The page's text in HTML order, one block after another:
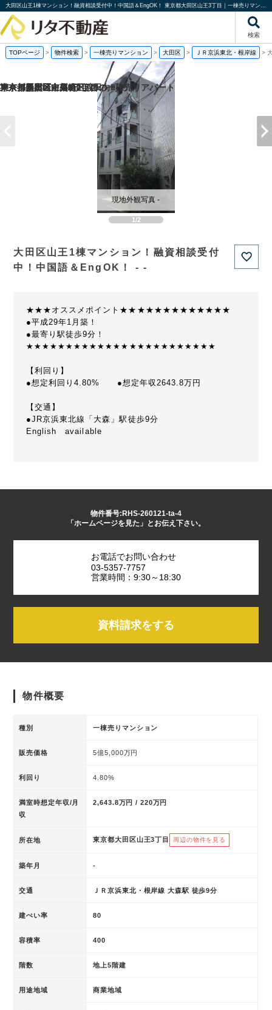
大田区山王1棟マンション！融資相談受付中！中国語＆EngOK！ 東京都大田区山王3丁目｜一棟売りマンション｜投資物件や収益物件｜株式会社リタ不動産
検索
TOPページ > 物件検索 > 一棟売りマンション > 大田区 > ＪＲ京浜東北・根岸線 >
1/2
現地外観写真 -
大田区山王1棟マンション！融資相談受付
中！中国語＆EngOK！ - -
★★★オススメポイント★★★★★★★★★★★★★
●平成29年1月築！
●最寄り駅徒歩9分！
★★★★★★★★★★★★★★★★★★★★★★★★
【利回り】
●想定利回り4.80% ●想定年収2643.8万円
【交通】
●JR京浜東北線「大森」駅徒歩9分
English available
物件番号:RHS-260121-ta-4
「ホームページを見た」とお伝え下さい。
お電話でお問い合わせ
03-5357-7757
営業時間：9:30～18:30
資料請求をする
物件概要
種別 一棟売りマンション
販売価格 5億5,000万円
利回り 4.80%
満室時想定年収/月
収
2,643.8万円 / 220万円
所在地 東京都大田区山王3丁目 周辺の物件を見る
築年月 -
交通 ＪＲ京浜東北・根岸線 大森駅 徒歩9分
建ぺい率 80
容積率 400
階数 地上5階建
用途地域 商業地域
神奈川県川崎市川崎区渡田向町の
東京都墨田区向島2丁目の
東京都新宿区上落合1丁目の一棟売りアパート
東京都目黒区中央町2丁目の